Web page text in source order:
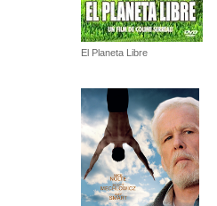
El Planeta Libre